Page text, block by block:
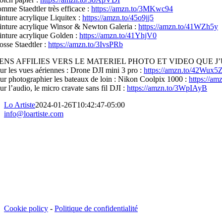
Staedtler très efficace :https://amzn.to/3MKwc94
acrylique Liquitex :https://amzn.to/45o9jj5
acrylique Winsor & Newton Galeria :https://amzn.to/41WZh5y
acrylique Golden :https://amzn.to/41YhjV0
Staedtler :https://amzn.to/3IvsPRb
AFFILIES VERS LE MATERIEL PHOTO ET VIDEO QUE
les vues aériennes : Drone DJI mini 3 pro :https://amzn.to/42Wux5Z
photographier les bateaux de loin : Nikon Coolpix 1000 :https://
l’audio, le micro cravate sans fil DJI :https://amzn.to/3WpIAyB
Lo Artiste2024-01-26T10:42:47-05:00
info@loartiste.com
Cookie policy - Politique de confidentialité